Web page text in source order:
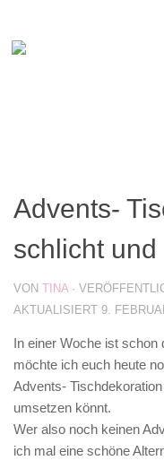
Advents-
schlicht
VON TINA ·
AKTUALISIERT 9.
In einer Woche ist schon
möchte ich euch heute
Advents-
umsetzen könnt.
Wer also noch keinen
ich mal eine schöne